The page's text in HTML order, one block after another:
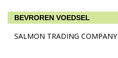
BEVROREN VOEDSEL
SALMON TRADING COMPANY